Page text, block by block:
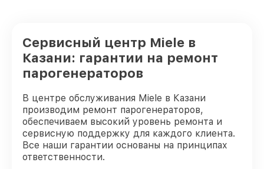
Сервисный центр Miele в
Казани: гарантии на ремонт
парогенераторов
В центре обслуживания Miele в Казани
производим ремонт парогенераторов,
обеспечиваем высокий уровень ремонта и
сервисную поддержку для каждого клиента.
Все наши гарантии основаны на принципах
ответственности.